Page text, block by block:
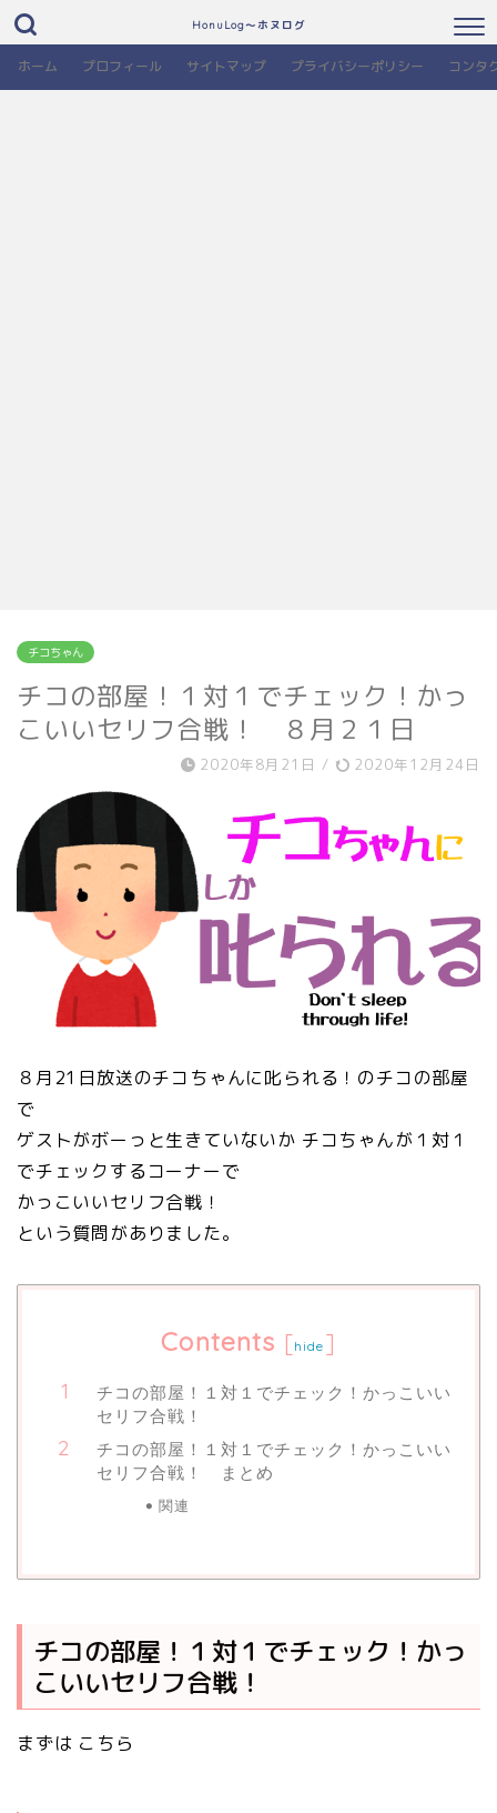
HonuLog～ホヌログ
ホーム プロフィール サイトマップ プライバシーポリシー コンタ
チコちゃん
チコの部屋！１対１でチェック！かっ
こいいセリフ合戦！ ８月２１日
2020年8月21日 / 2020年12月24日
８月21日放送のチコちゃんに叱られる！のチコの部屋
で
ゲストがボーっと生きていないか チコちゃんが１対１
でチェックするコーナーで
かっこいいセリフ合戦！
という質問がありました。
Contents [hide ]
チコの部屋！１対１でチェック！かっこいい
セリフ合戦！
チコの部屋！１対１でチェック！かっこいい
セリフ合戦！ まとめ
関連
チコの部屋！１対１でチェック！かっ
こいいセリフ合戦！
まずは こちら